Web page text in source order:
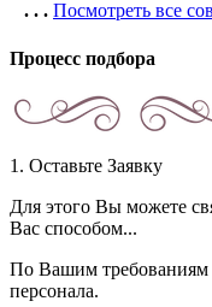
. . . Посмотреть все
Процесс подбора
1. Оставьте Заявку
Для этого Вы можете
Вас способом...
По Вашим требованиям
персонала.